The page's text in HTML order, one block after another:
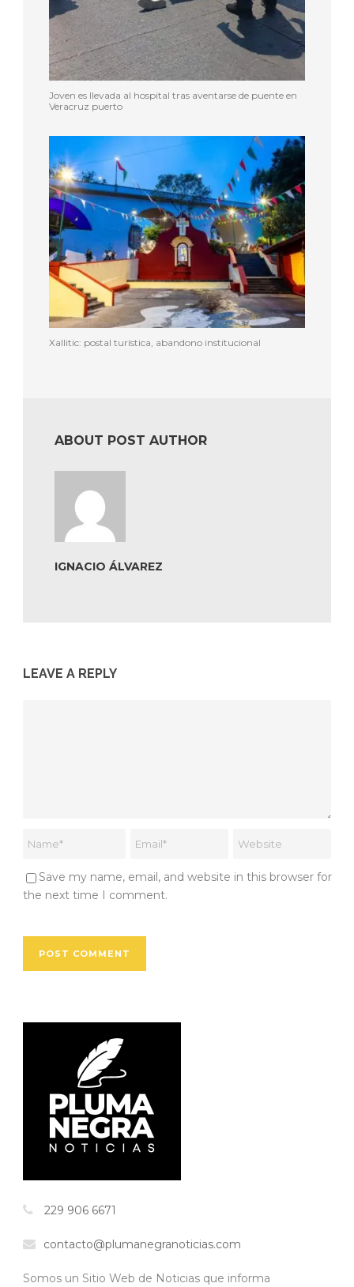
Joven es llevada al hospital tras aventarse de puente en
Veracruz puerto
Xallitic: postal turística, abandono institucional
ABOUT POST AUTHOR
IGNACIO ÁLVAREZ
LEAVE A REPLY
Save my name, email, and website in this browser for
the next time I comment.
229 906 6671
contacto@plumanegranoticias.com
Somos un Sitio Web de Noticias que informa